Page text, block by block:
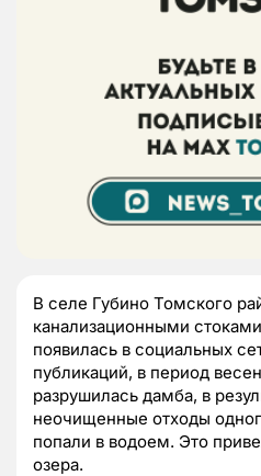
В селе Губино Томского
канализационными
появилась в социальных
публикаций, в период
разрушилась дамба, в
неочищенные отходы
попали в водоем. Это
озера.